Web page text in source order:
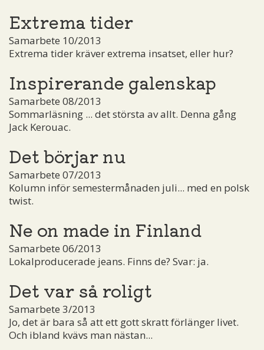
Extrema tider
Samarbete 10/2013
Extrema tider kräver extrema insatset, eller hur?
Inspirerande galenskap
Samarbete 08/2013
Sommarläsning ... det största av allt. Denna gång
Jack Kerouac.
Det börjar nu
Samarbete 07/2013
Kolumn inför semestermånaden juli... med en polsk
twist.
Ne on made in Finland
Samarbete 06/2013
Lokalproducerade jeans. Finns de? Svar: ja.
Det var så roligt
Samarbete 3/2013
Jo, det är bara så att ett gott skratt förlänger livet.
Och ibland kvävs man nästan...